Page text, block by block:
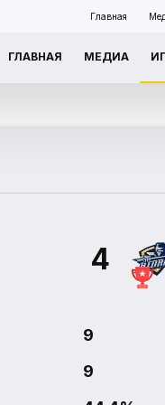
Главная
ГЛАВНАЯ МЕДИА
4
9
9